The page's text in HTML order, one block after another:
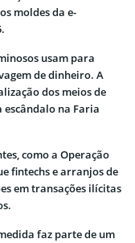
moldes da e-
usam para
de dinheiro. A
dos meios de
escândalo na Faria
como a Operação
fintechse arranjos de
em transações ilícitas
faz parte de um